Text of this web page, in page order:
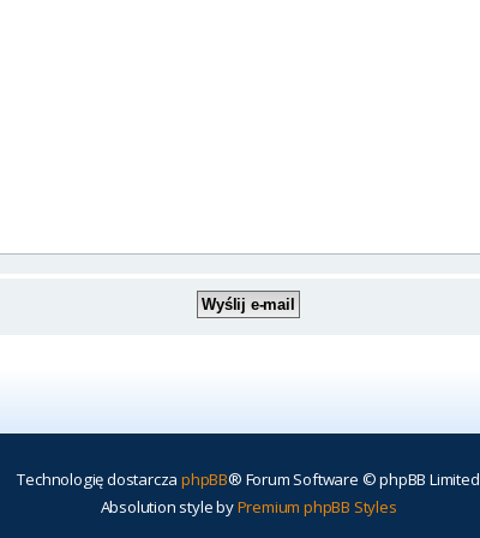
Technologię dostarcza phpBB® Forum Software © phpBB Limited
Absolution style byPremium phpBB Styles